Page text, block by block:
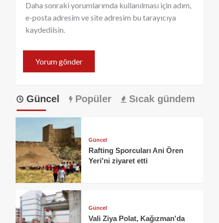
Daha sonraki yorumlarımda kullanılması için adım,
e-posta adresim ve site adresim bu tarayıcıya
kaydedilsin.
Güncel Popüler Sıcak gündem
Güncel
Rafting Sporcuları Ani Ören
Yeri'ni ziyaret etti
Güncel
Vali Ziya Polat, Kağızman'da